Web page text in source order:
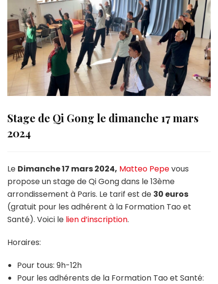
Stage de Qi Gong le dimanche 17 mars
2024
Le Dimanche 17 mars 2024, Matteo Pepevous
propose un stage de Qi Gong dans le 13ème
arrondissement à Paris. Le tarif est de 30 euros
(gratuit pour les adhérent à la Formation Tao et
Santé). Voici le lien d’inscription.
Horaires:
Pour tous: 9h-12h
Pour les adhérents de la Formation Tao et Santé: